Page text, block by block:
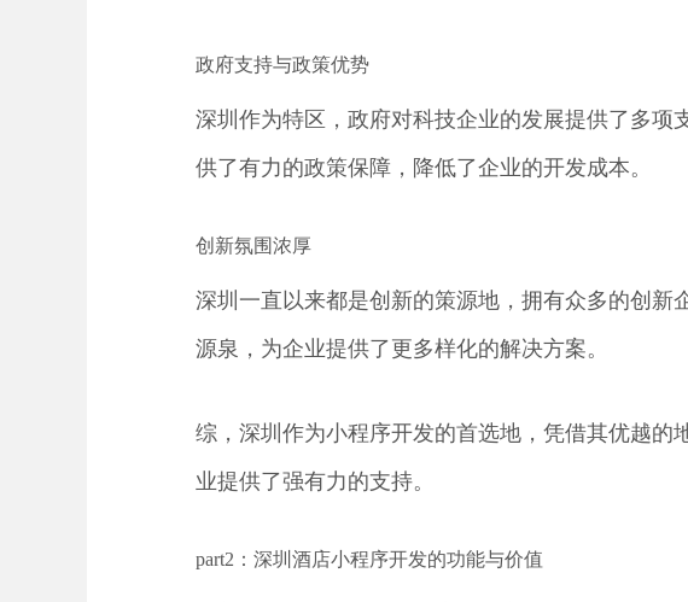
政府支持与政策优势
深圳作为特区，政府对科技企业的发展提供了多
供了有力的政策保障，降低了企业的开发成本。
创新氛围浓厚
深圳一直以来都是创新的策源地，拥有众多的创
源泉，为企业提供了更多样化的解决方案。
综，深圳作为小程序开发的首选地，凭借其优越
业提供了强有力的支持。
part2：深圳酒店小程序开发的功能与价值